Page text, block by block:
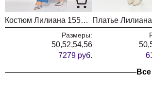
Костюм Лилиана 1552 василек
Размеры:
50,52,54,56
7279 руб.